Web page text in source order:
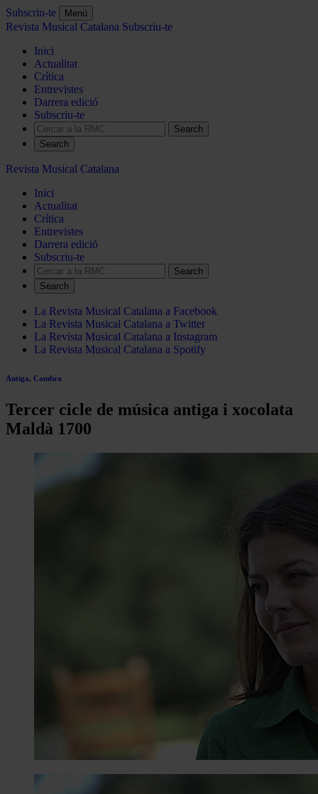
Subscriu-te Menú
Revista Musical Catalana Subscriu-te
Inici
Actualitat
Crítica
Entrevistes
Darrera edició
Subscriu-te
Search
Revista Musical Catalana
Inici
Actualitat
Crítica
Entrevistes
Darrera edició
Subscriu-te
Search
La Revista Musical Catalana a Facebook
La Revista Musical Catalana a Twitter
La Revista Musical Catalana a Instagram
La Revista Musical Catalana a Spotify
Antiga, Cambra
Tercer cicle de música antiga i xocolata
Maldà 1700